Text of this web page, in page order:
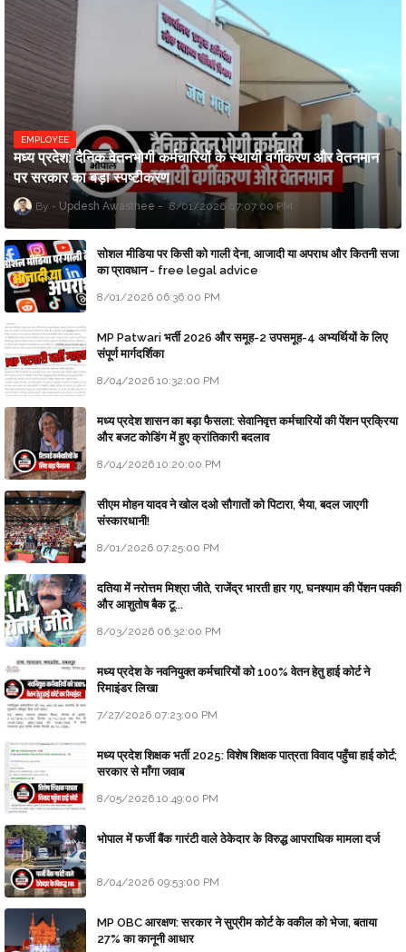
EMPLOYEE
मध्य प्रदेश: दैनिक वेतनभोगी कर्मचारियों के स्थायी वर्गीकरण और वेतनमान
पर सरकार का बड़ा स्पष्टीकरण
Updesh Awasthee 8/01/2026 07:07:00 PM
सोशल मीडिया पर किसी को गाली देना, आजादी या अपराध और कितनी सजा
का प्रावधान - free legal advice
8/01/2026 06:36:00 PM
MP Patwari भर्ती 2026 और समूह-2 उपसमूह-4 अभ्यर्थियों के लिए
संपूर्ण मार्गदर्शिका
8/04/2026 10:32:00 PM
मध्य प्रदेश शासन का बड़ा फैसला: सेवानिवृत्त कर्मचारियों की पेंशन प्रक्रिया
और बजट कोडिंग में हुए क्रांतिकारी बदलाव
8/04/2026 10:20:00 PM
सीएम मोहन यादव ने खोल दओ सौगातों को पिटारा, भैया, बदल जाएगी
संस्कारधानी!
8/01/2026 07:25:00 PM
दतिया में नरोत्तम मिश्रा जीते, राजेंद्र भारती हार गए, घनश्याम की पेंशन पक्की
और आशुतोष बैक टू...
8/03/2026 06:32:00 PM
मध्य प्रदेश के नवनियुक्त कर्मचारियों को 100% वेतन हेतु हाई कोर्ट ने
रिमाइंडर लिखा
7/27/2026 07:23:00 PM
मध्य प्रदेश शिक्षक भर्ती 2025: विशेष शिक्षक पात्रता विवाद पहुँचा हाई कोर्ट;
सरकार से माँगा जवाब
8/05/2026 10:49:00 PM
भोपाल में फर्जी बैंक गारंटी वाले ठेकेदार के विरुद्ध आपराधिक मामला दर्ज
8/04/2026 09:53:00 PM
MP OBC आरक्षण: सरकार ने सुप्रीम कोर्ट के वकील को भेजा, बताया
27% का कानूनी आधार